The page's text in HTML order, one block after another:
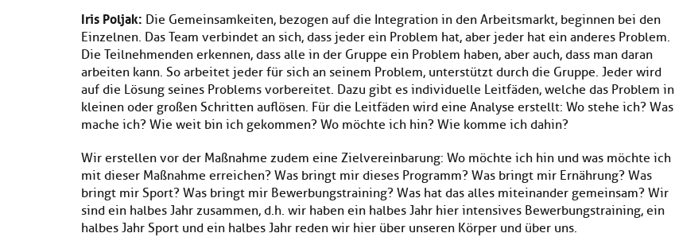
Iris Poljak: Die Gemeinsamkeiten, bezogen auf die Integration in den Arbeitsmarkt, beginnen bei den
Einzelnen. Das Team verbindet an sich, dass jeder ein Problem hat, aber jeder hat ein anderes Problem.
Die Teilnehmenden erkennen, dass alle in der Gruppe ein Problem haben, aber auch, dass man daran
arbeiten kann. So arbeitet jeder für sich an seinem Problem, unterstützt durch die Gruppe. Jeder wird
auf die Lösung seines Problems vorbereitet. Dazu gibt es individuelle Leitfäden, welche das Problem in
kleinen oder großen Schritten auflösen. Für die Leitfäden wird eine Analyse erstellt: Wo stehe ich? Was
mache ich? Wie weit bin ich gekommen? Wo möchte ich hin? Wie komme ich dahin?
Wir erstellen vor der Maßnahme zudem eine Zielvereinbarung: Wo möchte ich hin und was möchte ich
mit dieser Maßnahme erreichen? Was bringt mir dieses Programm? Was bringt mir Ernährung? Was
bringt mir Sport? Was bringt mir Bewerbungstraining? Was hat das alles miteinander gemeinsam? Wir
sind ein halbes Jahr zusammen, d.h. wir haben ein halbes Jahr hier intensives Bewerbungstraining, ein
halbes Jahr Sport und ein halbes Jahr reden wir hier über unseren Körper und über uns.